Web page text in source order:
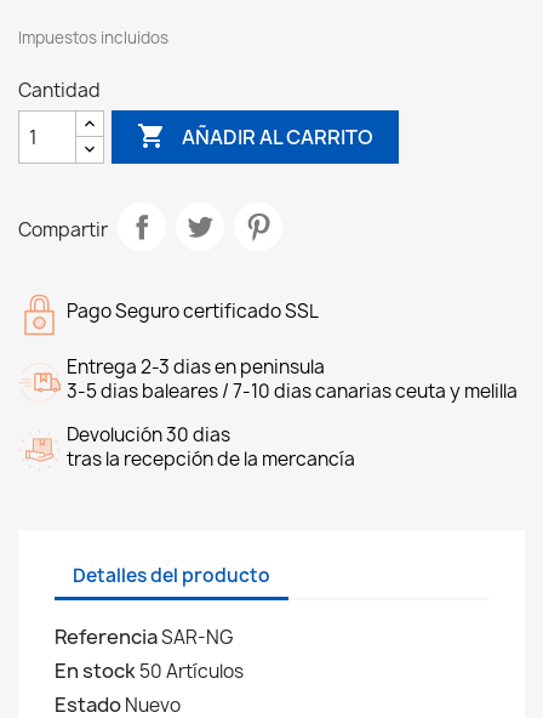
Impuestos incluidos
Cantidad
 AÑADIR AL CARRITO
Compartir
Pago Seguro certificado SSL
Entrega 2-3 dias en peninsula
3-5 dias baleares / 7-10 dias canarias ceuta y melilla
Devolución 30 dias
tras la recepción de la mercancía
Detalles del producto
ReferenciaSAR-NG
En stock50 Artículos
EstadoNuevo